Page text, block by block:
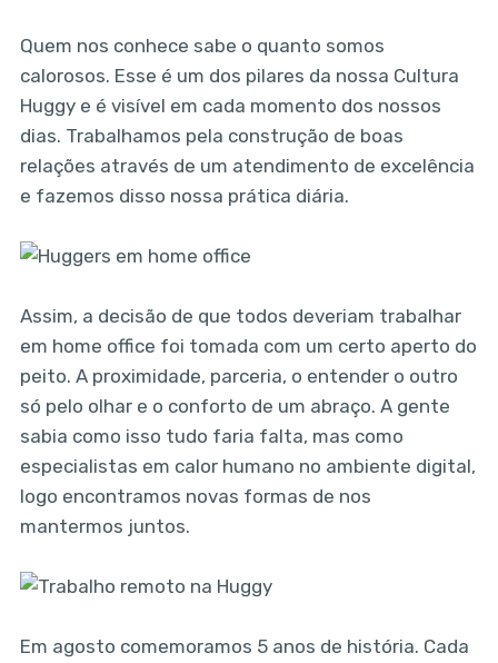
Quem nos conhece sabe o quanto somos
calorosos. Esse é um dos pilares da nossa Cultura
Huggy e é visível em cada momento dos nossos
dias. Trabalhamos pela construção de boas
relações através de um atendimento de excelência
e fazemos disso nossa prática diária.
Assim, a decisão de que todos deveriam trabalhar
em home office foi tomada com um certo aperto do
peito. A proximidade, parceria, o entender o outro
só pelo olhar e o conforto de um abraço. A gente
sabia como isso tudo faria falta, mas como
especialistas em calor humano no ambiente digital,
logo encontramos novas formas de nos
mantermos juntos.
Em agosto comemoramos 5 anos de história. Cada